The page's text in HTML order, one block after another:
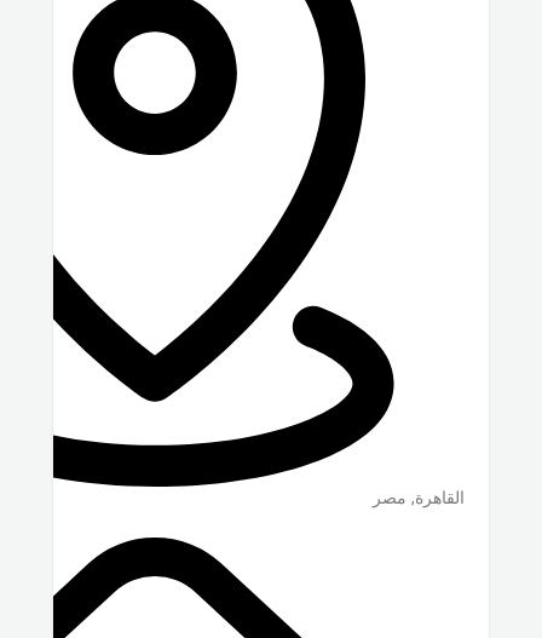
القاهرة, مصر